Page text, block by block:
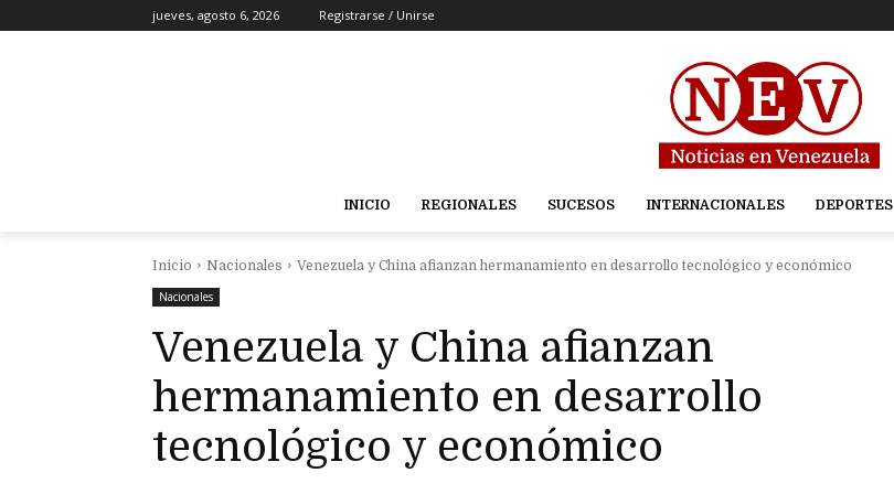
jueves, agosto 6, 2026 Registrarse / Unirse
INICIO REGIONALES SUCESOS INTERNACIONALES DEPORTES
Inicio Nacionales
Venezuela y China afianzan hermanamiento en desarrollo tecnológico y económico
Nacionales
Venezuela y China afianzan
hermanamiento en desarrollo
tecnológico y económico